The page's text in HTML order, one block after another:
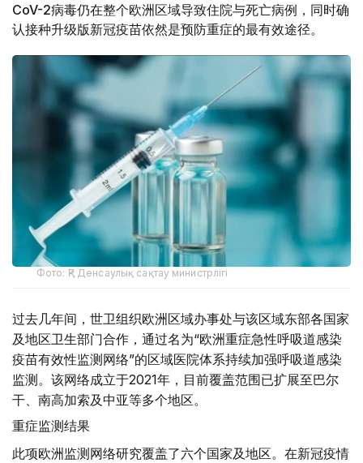
CoV-2病毒仍在整个欧洲区域导致住院与死亡病例，同时确
认接种升级版新冠疫苗依然是预防重症的最有效途径。
Фото: ҚР Денсаулық сақтау министрлігі
过去几年间，世卫组织欧洲区域办事处与该区域东部各国家
及地区卫生部门合作，通过名为“欧洲重症急性呼吸道感染
疫苗有效性监测网络”的区域医院体系持续加强呼吸道感染
监测。该网络成立于2021年，目前覆盖范围已扩展至巴尔
干、南高加索及中亚等多个地区。
重症监测结果
此项欧洲监测网络研究覆盖了六个国家及地区。在新冠疫情